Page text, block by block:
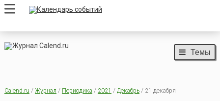
Темы
Calend.ru / Журнал / Периодика / 2021 / Декабрь/ 21 декабря